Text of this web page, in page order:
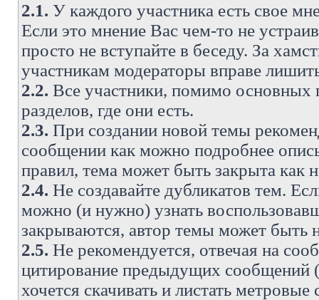
2.1. У каждого участника есть свое
Если это мнение Вас чем-то не
просто не вступайте в беседу. За
участникам модераторы вправе
2.2. Все участники, помимо основных
разделов, где они есть.
2.3. При создании новой темы
сообщении как можно подробнее
правил, тема может быть закрыта как
2.4. Не создавайте дубликатов тем.
можно (и нужно) узнать
закрываются, автор темы может быть
2.5. Не рекомендуется, отвечая на
цитирование предыдущих сообщений
хочется скачивать и листать